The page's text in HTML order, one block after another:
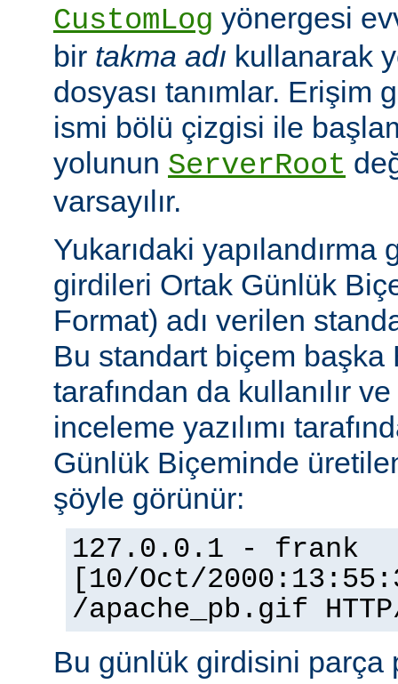
CustomLog yönergesi
bir takma adı kullanarak
dosyası tanımlar. Erişim
ismi bölü çizgisi ile
yolunun ServerRoot
varsayılır.
Yukarıdaki yapılandırma
girdileri Ortak Günlük
Format) adı verilen
Bu standart biçem başka
tarafından da kullanılır
inceleme yazılımı
Günlük Biçeminde
şöyle görünür:
127.0.0.1 - frank
[10/Oct/
/apache_pb.gif
Bu günlük girdisini parça